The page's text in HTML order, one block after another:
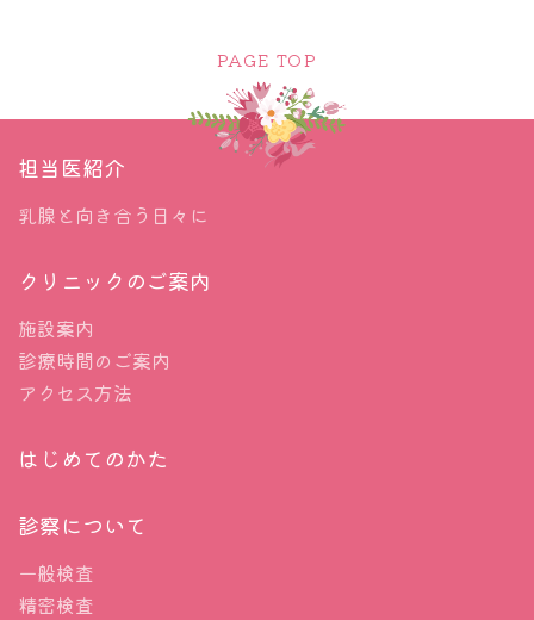
PAGE TOP
担当医紹介
乳腺と向き合う日々に
クリニックのご案内
施設案内
診療時間のご案内
アクセス方法
はじめてのかた
診察について
一般検査
精密検査